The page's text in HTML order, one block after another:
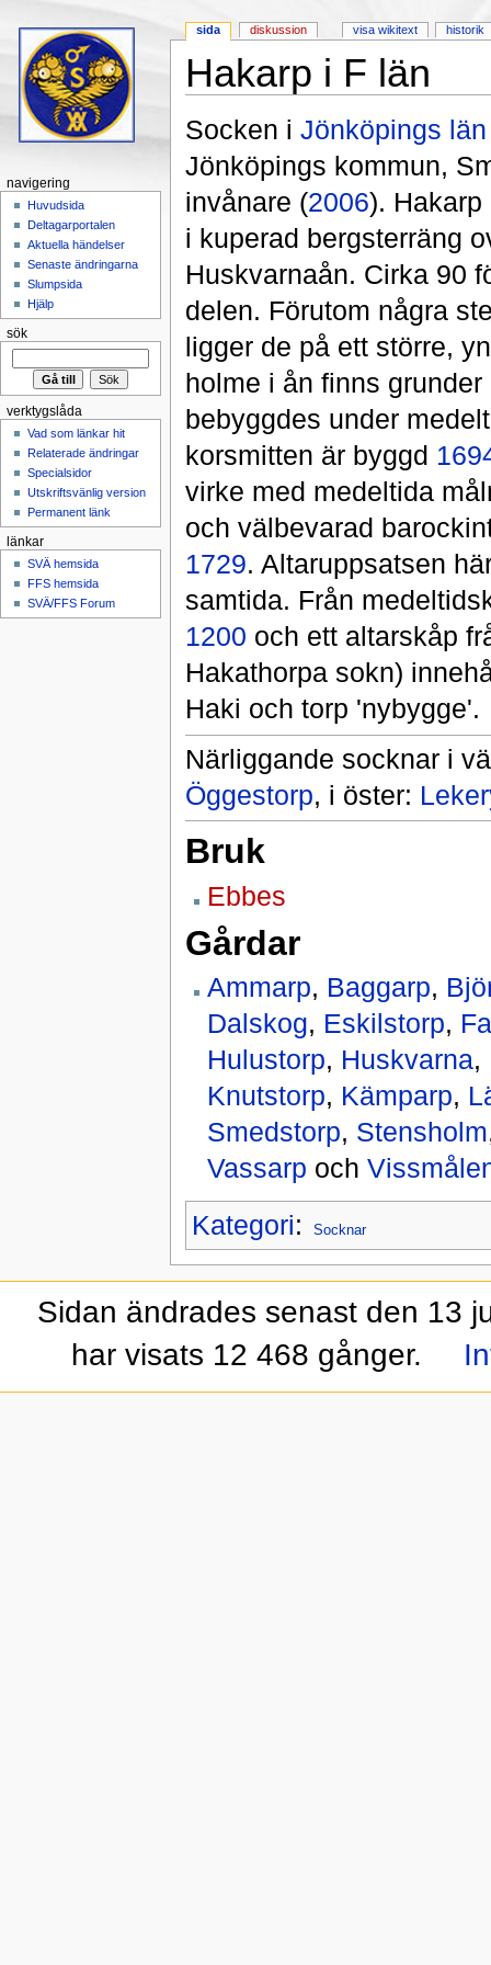
Hakarp i F län
Socken i Jönköpings län
Jönköpings kommun,
invånare (2006). Hakarp
i kuperad bergsterräng
Huskvarnaån. Cirka 90
delen. Förutom några
ligger de på ett större,
holme i ån finns
bebyggdes under
korsmitten är byggd
virke med medeltida
och välbevarad
1729. Altaruppsatsen
samtida. Från
1200 och ett altarskåp
Hakathorpa sokn)
Haki och torp 'nybygge'.
Närliggande socknar i
Öggestorp, i öster:
Bruk
Ebbes
Gårdar
Ammarp, Baggarp,
Dalskog, Eskilstorp,
Hulustorp, Huskvarna,
Knutstorp, Kämparp,
Smedstorp, Stensholm
Vassarp och
Kategori: Socknar
sida diskussion visa wikitext historik
navigering
Huvudsida
Deltagarportalen
Aktuella händelser
Senaste ändringarna
Slumpsida
Hjälp
sök
verktygslåda
Vad som länkar hit
Relaterade ändringar
Specialsidor
Utskriftsvänlig version
Permanent länk
länkar
SVÄ hemsida
FFS hemsida
SVÄ/FFS Forum
Sidan ändrades senast den 13
har visats 12 468 gånger.